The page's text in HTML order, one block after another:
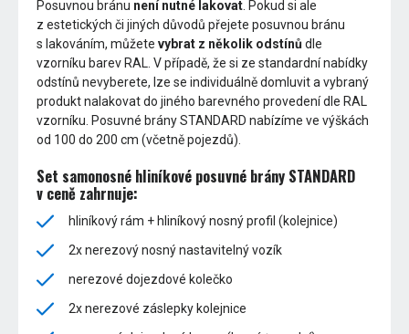
Posuvnou bránu není nutné lakovat. Pokud si ale
z estetických či jiných důvodů přejete posuvnou bránu
s lakováním, můžetevybrat z několik odstínůdle
vzorníku barev RAL. V případě, že si ze standardní nabídky
odstínů nevyberete, lze se individuálně domluvit a vybraný
produkt nalakovat do jiného barevného provedení dle RAL
vzorníku. Posuvné brány STANDARD nabízíme ve výškách
od 100 do 200 cm (včetně pojezdů).
Set samonosné hliníkové posuvné brány STANDARD
v ceně zahrnuje:
hliníkový rám + hliníkový nosný profil (kolejnice)
2x nerezový nosný nastavitelný vozík
nerezové dojezdové kolečko
2x nerezové záslepky kolejnice